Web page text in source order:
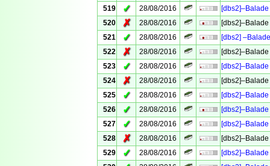
519
✓ 28/08/2016
520
✗ 28/08/2016
521
✓ 28/08/2016
[dbs2]
522
✗ 28/08/2016
523
✓ 28/08/2016
524
✗ 28/08/2016
525
✓ 28/08/2016
526
✓ 28/08/2016
527
✓ 28/08/2016
528
✗ 28/08/2016
529
✓ 28/08/2016